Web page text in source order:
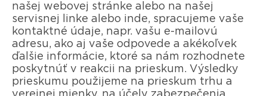
našej webovej stránke alebo na našej
servisnej linke alebo inde, spracujeme vaše
kontaktné údaje, napr. vašu e-mailovú
adresu, ako aj vaše odpovede a akékoľvek
ďalšie informácie, ktoré sa nám rozhodnete
poskytnúť v reakcii na prieskum. Výsledky
prieskumu použijeme na prieskum trhu a